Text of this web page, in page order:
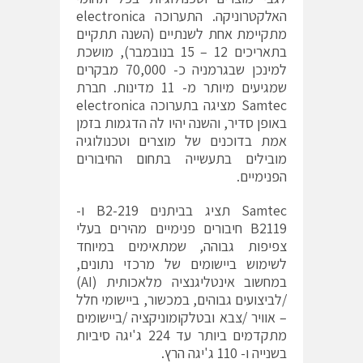
האלקטרוניקה. התערוכה electronica
מתקיימת אחת לשנתיים (השנה תתקיים
בתאריכים 12 – 15 בנובמבר), מושכת
למינכן שבגרמניה כ- 70,000 מבקרים
שמגיעים מיותר מ- 11 מדינות. חברת
Samtec מציגה בתערוכה electronica
באופן סדיר, והשנה יהיו לה הדגמות בזמן
אמת בדוכנים של מוצרים וטכנולוגיה
מובילים בתעשייה בתחום החיבורים
הפנימיים.
Samtec תציג בביתנים B2-219 ו-
B2119 חיבורים פנימיים מהירים בעלי
צפיפות גבוהה, שמתאימים במיוחד
לשימוש ביישומים של מרכזי נתונים,
במחשוב אינטליגנציה מלאכותית (AI)
/לביצועים גבוהים, במכשור, ביישומי חלל
– אוויר /צבא ובטלקומוניקציה /ביישומים
מתקדמים ביותר עד 224 ג'יגה סיביות
בשנייה ו- 110 ג'יגה הרץ.